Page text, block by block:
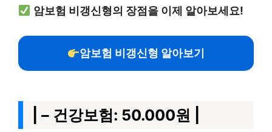
암보험 비갱신형의 장점을 이제 알아보세요!
암보험 비갱신형 알아보기
| – 건강보험: 50.000원 |